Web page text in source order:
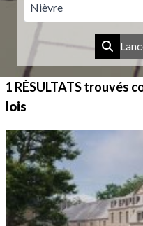
Nièvre
1 RÉSULTATStrouvés
lois